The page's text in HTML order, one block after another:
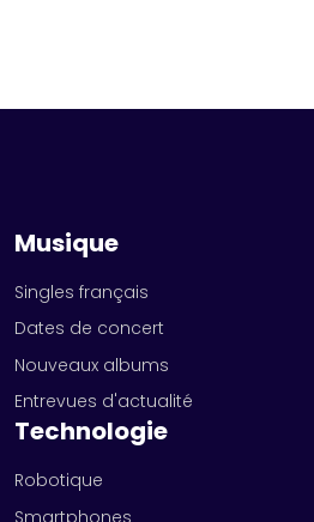
Musique
Singles français
Dates de concert
Nouveaux albums
Entrevues d'actualité
Technologie
Robotique
Smartphones